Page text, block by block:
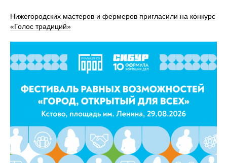
Нижегородских мастеров и фермеров пригласили на конкурс
«Голос традиций»